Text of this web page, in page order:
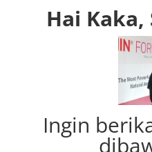
Hai
Ingin